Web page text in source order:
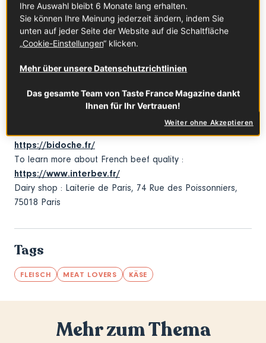
https://bidoche.fr/
To learn more about French beef quality :
https://www.interbev.fr/
Dairy shop : Laiterie de Paris, 74 Rue des Poissonniers,
75018 Paris
Tags
FLEISCH MEAT LOVERS KÄSE
Mehr zum Thema
Ihre Auswahl bleibt 6 Monate lang erhalten.
Sie können Ihre Meinung jederzeit ändern, indem Sie
unten auf jeder Seite der Website auf die Schaltfläche
„Cookie-Einstellungen“ klicken.
Mehr über unsere Datenschutzrichtlinien
Das gesamte Team von Taste France Magazine dankt
Ihnen für Ihr Vertrauen!
Weiter ohne Akzeptieren